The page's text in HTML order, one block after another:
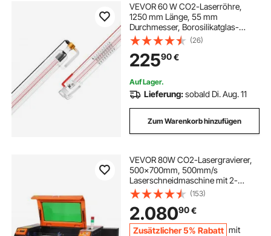
VEVOR 60 W CO2-Laserröhre,
1250 mm Länge, 55 mm
Durchmesser, Borosilikatglas-
Laserschneidröhre mit Metallkopf,
5000–6000 Std. Drähte
vorverdrahtet für Lasergravierer,
Gravur- und Schneidemaschine
(26)
22590€
Auf Lager.
Lieferung:sobald Di. Aug. 11
Zum Warenkorb hinzufügen
VEVOR 80W CO2-Lasergravierer,
500x700mm, 500mm/s
Laserschneidmaschine mit 2-
Wege-Pass-Air-Assist, kompatibel
mit LightBurn, CorelDRAW,
AutoCAD, Windows, Mac OS,
Linux, für Holz, Acryl, Stoff
(153)
2.08090€
Zusätzlicher 5% Rabatt mit